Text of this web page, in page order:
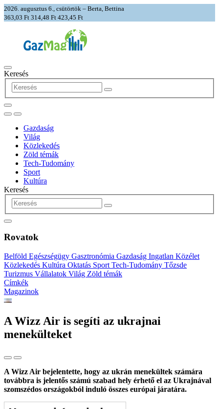
2026. augusztus 6., csütörtök – Berta, Bettina
363,03 Ft 314,48 Ft 423,45 Ft
Keresés
Gazdaság
Világ
Közlekedés
Zöld témák
Tech-Tudomány
Sport
Kultúra
Keresés
Rovatok
Belföld Egészségügy Gasztronómia Gazdaság Ingatlan Közélet
Közlekedés Kultúra Oktatás Sport Tech-Tudomány Tőzsde
Turizmus Vállalatok Világ Zöld témák
Címkék
Magazinok
A Wizz Air is segíti az ukrajnai
menekülteket
A Wizz Air bejelentette, hogy az ukrán menekültek számára
továbbra is jelentős számú szabad hely érhető el az Ukrajnával
szomszédos országokból induló összes európai járatára.